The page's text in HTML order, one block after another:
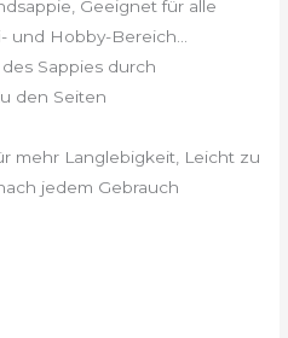
Geeignet für alle
und Hobby-Bereich...
Sappies durch
den Seiten
mehr Langlebigkeit, Leicht zu
jedem Gebrauch